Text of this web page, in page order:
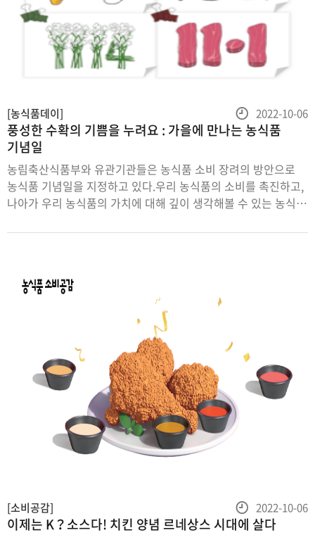
풍성한 수확의 기쁨을 누려요 : 가을에 만나는 농식품
기념일
농림축산식품부와 유관기관들은 농식품 소비 장려의 방안으로
농식품 기념일을 지정하고 있다.우리 농식품의 소비를 촉진하고,
나아가 우리 농식품의 가치에 대해 깊이 생각해볼 수 있는 농식품
편집부9월9일‘구구 데이’한국인이 애정하는 식품 중에서
[농식품데이]
등
록
2022-10-06
이제는 K？소스다! 치킨 양념 르네상스 시대에 살다
[소비공감]
등
록
2022-10-06